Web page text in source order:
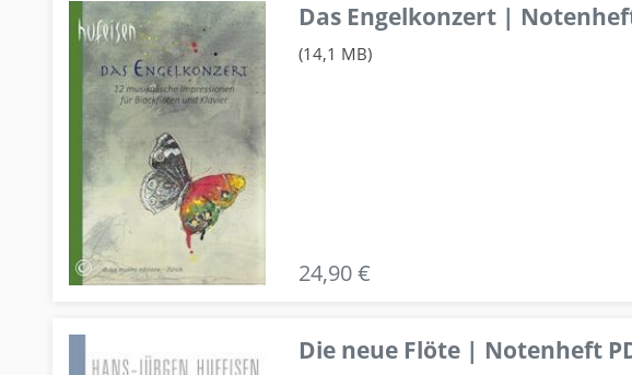
Das Engelkonzert |
(14,1 MB)
24,90 €
Die neue Flöte | Notenheft